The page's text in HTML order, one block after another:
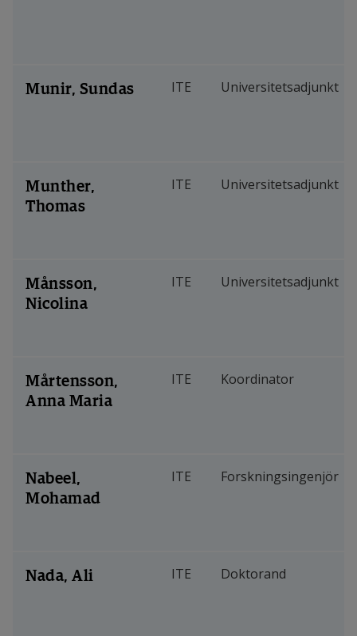
Munir, Sundas ITE Universitetsadjunkt
Munther,
Thomas
ITE Universitetsadjunkt
Månsson,
Nicolina
ITE Universitetsadjunkt
Mårtensson,
Anna Maria
ITE Koordinator
Nabeel,
Mohamad
ITE Forskningsingenjör
Nada, Ali ITE Doktorand